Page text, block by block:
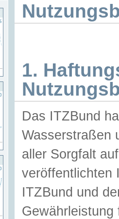
1.
Das ITZBund
Wasserstraßen
aller Sorgfalt
veröffentlichten
ITZBund und